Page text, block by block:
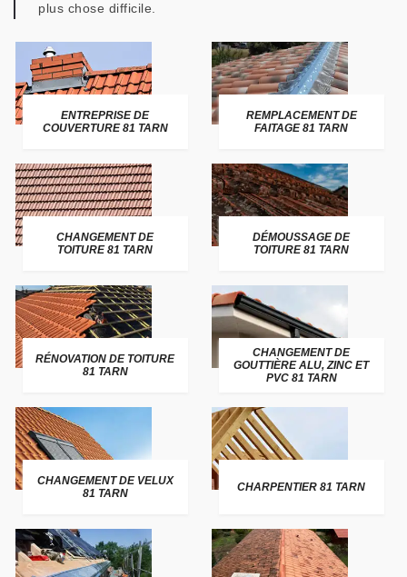
plus chose difficile.
ENTREPRISE DE
COUVERTURE 81 TARN
REMPLACEMENT DE
FAITAGE 81 TARN
CHANGEMENT DE
TOITURE 81 TARN
DÉMOUSSAGE DE
TOITURE 81 TARN
RÉNOVATION DE TOITURE
81 TARN
CHANGEMENT DE
GOUTTIÈRE ALU, ZINC ET
PVC 81 TARN
CHANGEMENT DE VELUX
81 TARN
CHARPENTIER 81 TARN